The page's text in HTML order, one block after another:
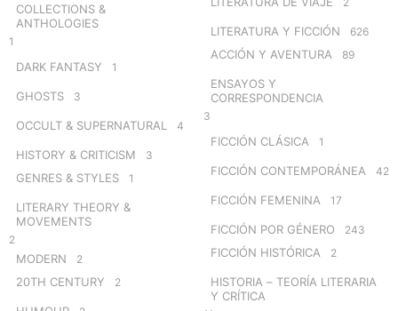
COLLECTIONS &
ANTHOLOGIES
1
DARK FANTASY 1
GHOSTS 3
OCCULT & SUPERNATURAL 4
HISTORY & CRITICISM 3
GENRES & STYLES 1
LITERARY THEORY &
MOVEMENTS
2
MODERN 2
20TH CENTURY 2
LITERATURA Y FICCIÓN 626
ACCIÓN Y AVENTURA 89
ENSAYOS Y
CORRESPONDENCIA
3
FICCIÓN CLÁSICA 1
FICCIÓN CONTEMPORÁNEA 42
FICCIÓN FEMENINA 17
FICCIÓN POR GÉNERO 243
FICCIÓN HISTÓRICA 2
HISTORIA – TEORÍA LITERARIA
Y CRÍTICA